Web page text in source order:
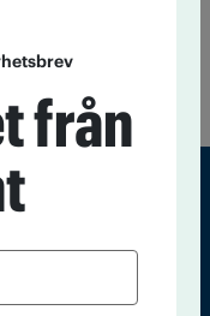
4 000 vitryska barn
Nu ska 80 procent
arbetar
116 33 Stockholm
från